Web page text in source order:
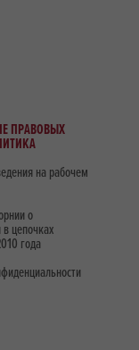
ПРАВОВЫХ
на рабочем
о
в цепочках
года